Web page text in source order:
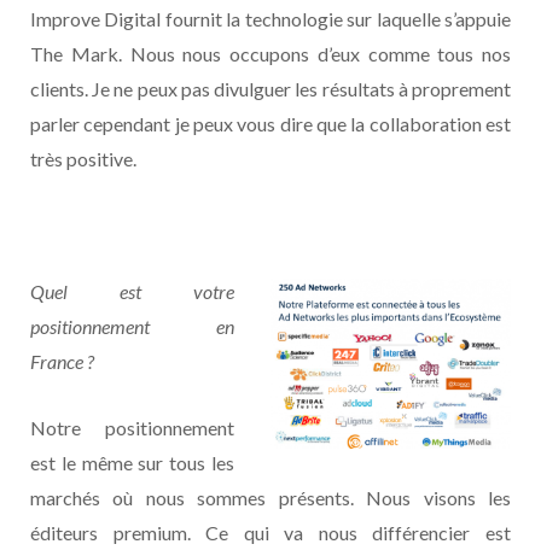
Improve Digital fournit la technologie sur laquelle s’appuie
The Mark. Nous nous occupons d’eux comme tous nos
clients. Je ne peux pas divulguer les résultats à proprement
parler cependant je peux vous dire que la collaboration est
très positive.
Quel est votre
positionnement en
France ?
Notre positionnement
est le même sur tous les
marchés où nous sommes présents. Nous visons les
éditeurs premium. Ce qui va nous différencier est